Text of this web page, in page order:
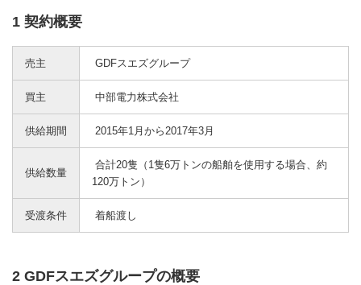
1 契約概要
売主 GDFスエズグループ
買主 中部電力株式会社
供給期間 2015年1月から2017年3月
供給数量
合計20隻（1隻6万トンの船舶を使用する場合、約
120万トン）
受渡条件 着船渡し
2 GDFスエズグループの概要